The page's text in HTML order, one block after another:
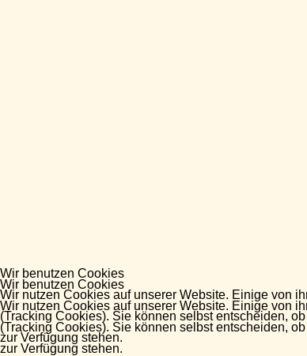
Wir benutzen Cookies
Wir nutzen Cookies auf unserer Website. Einige von
(Tracking Cookies). Sie können selbst entscheiden,
zur Verfügung stehen.
Wir benutzen Cookies
Wir nutzen Cookies auf unserer Website. Einige von
(Tracking Cookies). Sie können selbst entscheiden,
zur Verfügung stehen.